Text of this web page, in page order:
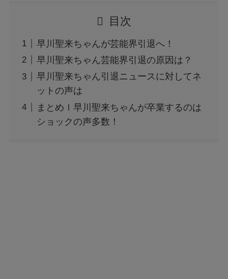
目次
早川聖来ちゃんが芸能界引退へ！
早川聖来ちゃん芸能界引退の原因は？
早川聖来ちゃん引退ニュースに対してネ
ットの声は
まとめｌ早川聖来ちゃんが卒業するのは
ショックの声多数！